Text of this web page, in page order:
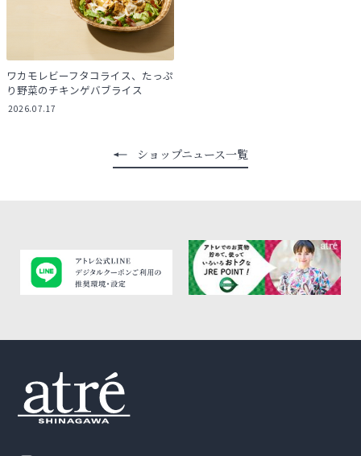
ワカモレビーフタコライス、たっぷ
り野菜のチキンゲバブライス
2026.07.17
ショップニュース一覧